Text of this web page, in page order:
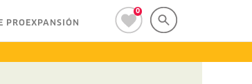
0
PROEXPANSIÓN